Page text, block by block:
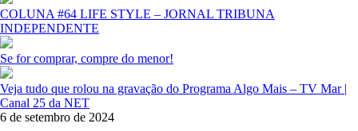
COLUNA #64 LIFE STYLE – JORNAL TRIBUNA
INDEPENDENTE
Se for comprar, compre do menor!
Veja tudo que rolou na gravação do Programa Algo Mais – TV Mar |
Canal 25 da NET
6 de setembro de 2024